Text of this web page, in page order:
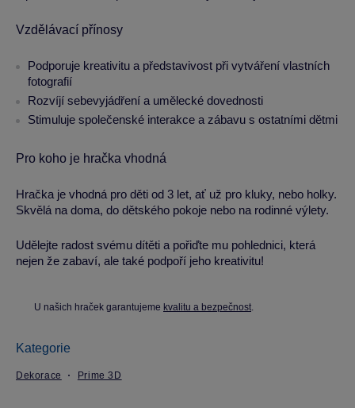
Vzdělávací přínosy
Podporuje kreativitu a představivost při vytváření vlastních
fotografií
Rozvíjí sebevyjádření a umělecké dovednosti
Stimuluje společenské interakce a zábavu s ostatními dětmi
Pro koho je hračka vhodná
Hračka je vhodná pro děti od 3 let, ať už pro kluky, nebo holky.
Skvělá na doma, do dětského pokoje nebo na rodinné výlety.
Udělejte radost svému dítěti a pořiďte mu pohlednici, která
nejen že zabaví, ale také podpoří jeho kreativitu!
U našich hraček garantujeme kvalitu a bezpečnost.
Kategorie
Dekorace Prime 3D